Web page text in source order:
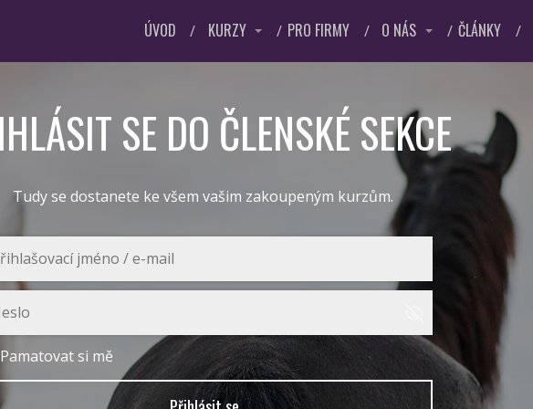
ÚVOD KURZY PRO FIRMY O NÁS ČLÁNKY
SE DO ČLENSKÉ SEKCE
Tudy se dostanete ke všem vašim zakoupeným kurzům.
Pamatovat si mě